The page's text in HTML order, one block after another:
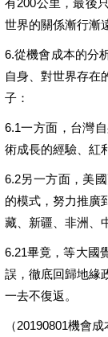
有200公里，最後
世界的關係漸行漸
6.從機會成本的分
自身、對世界存在
子：
6.1一方面，台灣
術成長的經驗、紅
6.2另一方面，美
的模式，努力推廣
藏、新疆、非洲、
6.21畢竟，等大國
誤，徹底回歸地緣
一去不復返。
（20190801機會成